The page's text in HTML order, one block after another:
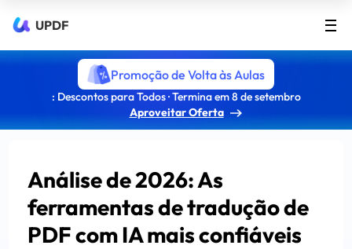
UPDF
Promoção de Volta às Aulas
: Descontos para Todos · Termina em 8 de setembro
Aproveitar Oferta
Análise de 2026: As
ferramentas de tradução de
PDF com IA mais confiáveis